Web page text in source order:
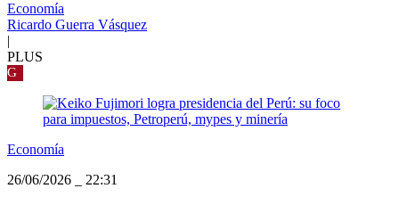
Economía
Ricardo Guerra Vásquez
|
PLUS
G
Economía
26/06/2026
22:31